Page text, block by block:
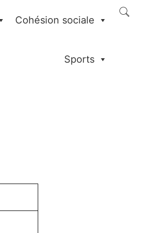
Cohésion sociale
Sports